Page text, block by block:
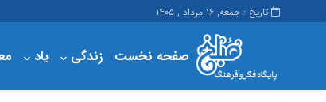
تاریخ : جمعه, ۱۶ مرداد , ۱۴۰۵
صفحه نخست زندگی یاد